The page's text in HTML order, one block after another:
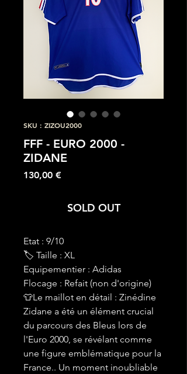
SKU : ZIZOU2000
FFF - EURO 2000 -
ZIDANE
130,00 €Prix
SOLD OUT
Etat : 9/10
🏷 Taille : XL
Equipementier : Adidas
Flocage : Refait (non d'origine)
👕Le maillot en détail : Zinédine
Zidane a été un élément crucial
du parcours des Bleus lors de
l'Euro 2000, se révélant comme
une figure emblématique pour la
France.. Un moment inoubliable